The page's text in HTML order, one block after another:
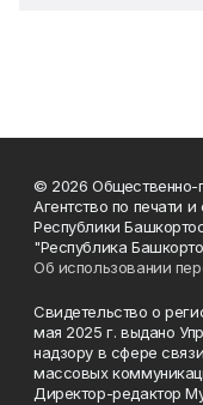
© 2026 Общественно-
Агентство по печати
Республики
"Республика
Об использовании
Свидетельство о
мая 2025 г. выдано
надзору в сфере
массовых
Директор-редактор